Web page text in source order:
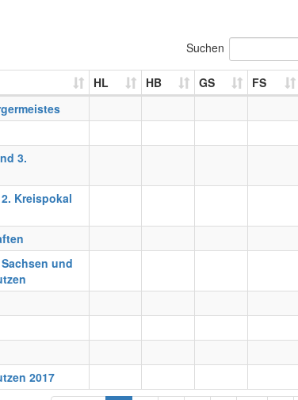
Suchen
HL HB GS FS
3.
Kreispokal
und
2017